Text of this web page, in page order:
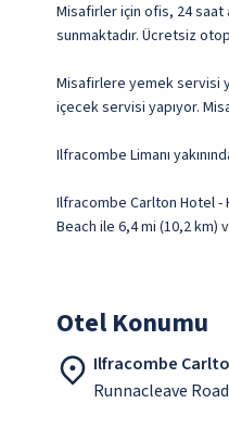
Misafirler için ofis, 24 saat
sunmaktadır. Ücretsiz
Misafirlere yemek servisi
içecek servisi yapıyor.
Ilfracombe Limanı
Ilfracombe Carlton Hotel -
Beach ile 6,4 mi (10,2 km)
Otel Konumu
Ilfracombe
Runnacleave